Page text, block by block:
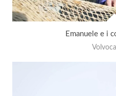
Emanuele e i